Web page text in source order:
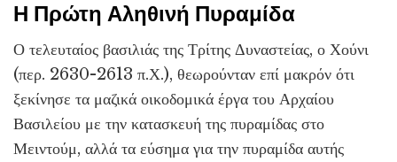
Η Πρώτη Αληθινή Πυραμίδα
Ο τελευταίος βασιλιάς της Τρίτης Δυναστείας, ο Χούνι
(περ. 2630-2613 π.Χ.), θεωρούνταν επί μακρόν ότι
ξεκίνησε τα μαζικά οικοδομικά έργα του Αρχαίου
Βασιλείου με την κατασκευή της πυραμίδας στο
Μειντούμ, αλλά τα εύσημα για την πυραμίδα αυτής